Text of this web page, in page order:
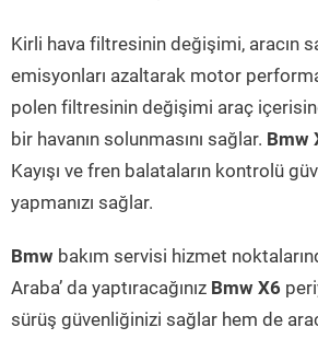
Kirli hava filtresinin değişimi, aracın
emisyonları azaltarak motor
polen filtresinin değişimi araç
bir havanın solunmasını sağlar. Bmw
Kayışı ve fren balataların kontrolü
yapmanızı sağlar.
Bmw bakım servisi hizmet
Araba’ da yaptıracağınız Bmw X6
sürüş güvenliğinizi sağlar hem de